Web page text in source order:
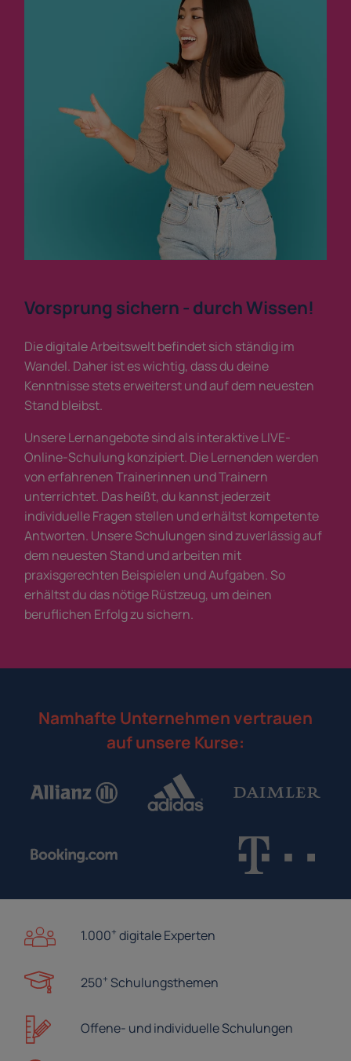
Vorsprung sichern - durch Wissen!
Die digitale Arbeitswelt befindet sich ständig im
Wandel. Daher ist es wichtig, dass du deine
Kenntnisse stets erweiterst und auf dem neuesten
Stand bleibst.
Unsere Lernangebote sind als interaktive LIVE-
Online-Schulung konzipiert. Die Lernenden werden
von erfahrenen Trainerinnen und Trainern
unterrichtet. Das heißt, du kannst jederzeit
individuelle Fragen stellen und erhältst kompetente
Antworten. Unsere Schulungen sind zuverlässig auf
dem neuesten Stand und arbeiten mit
praxisgerechten Beispielen und Aufgaben. So
erhältst du das nötige Rüstzeug, um deinen
beruflichen Erfolg zu sichern.
Namhafte Unternehmen vertrauen
auf unsere Kurse:
1.000+ digitale Experten
250+ Schulungsthemen
Offene- undindividuelle Schulungen